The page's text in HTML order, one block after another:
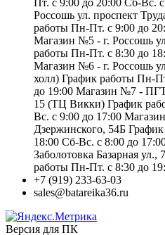
Россошь ул. проспект
работы Пн-Пт. с 9:00 до
Магазин №5 - г. Россошь
работы Пн-Пт. с 8:30 до
Магазин №6 - г. Россошь
холл) График работы Пн-
до 19:00 Магазин №7 -
15 (ТЦ Викки) График
Вс. с 9:00 до 17:00
Дзержинского, 54Б
18:00 Сб-Вс. с 8:00 до
Заболотовка Базарная
работы Пн-Пт. с 8:30 до
+7 (919) 233-63-03
sales@batareika36.ru
Версия для ПК